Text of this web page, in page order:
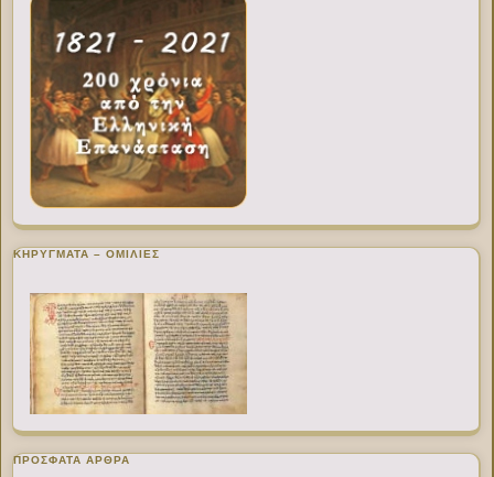
ΚΗΡΥΓΜΑΤΑ – ΟΜΙΛΙΕΣ
ΠΡΌΣΦΑΤΑ ΆΡΘΡΑ